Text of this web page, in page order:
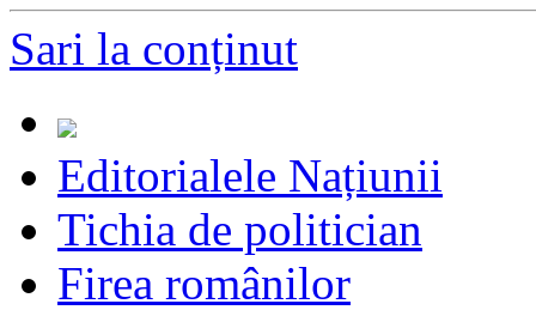
Sari la conținut
Editorialele Națiunii
Tichia de politician
Firea românilor